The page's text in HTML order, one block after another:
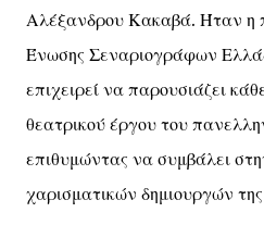
Αλέξανδρου Κακαβά. Ήταν η
Ένωσης Σεναριογράφων
επιχειρεί να παρουσιάζει
θεατρικού έργου του
επιθυμώντας να συμβάλει
χαρισματικών δημιουργών